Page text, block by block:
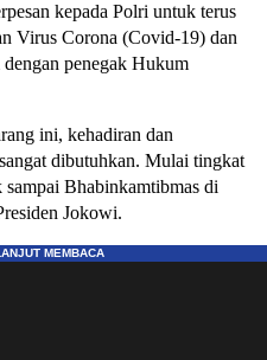
kepada Polri untuk terus
Virus Corona (Covid-19) dan
penegak Hukum
ini, kehadiran dan
dibutuhkan. Mulai tingkat
sampai Bhabinkamtibmas di
Jokowi.